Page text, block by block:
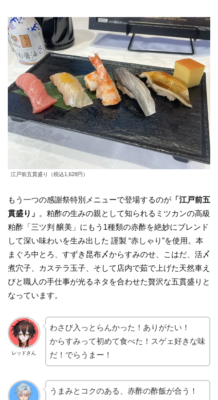
江戸前五貫盛り（税込1,628円）
もう一つの感謝祭特別メニューで登場するのが 「江戸前五
貫盛り」 。粕酢の生みの親として知られるミツカンの高級
粕酢「三ツ判 醸美」にもう1種類の赤酢を絶妙にブレンド
して深い味わいを生み出した 謹製 “赤しゃり”を使用。本
まぐろ中とろ、すずき昆布〆からすみのせ、こはだ、活〆
煮穴子、カステラ玉子、そして店内で茹で上げた天然車え
びと職人の手仕事が光るネタを合わせた贅沢な五貫盛りと
なっています。
レッドさん
わさび入っとらんかった！ありがたい！
からすみって初めて食べた！スゲェ好きな味
だ！でらうまー！
うまみとコクのある、赤酢の酢飯が合う！